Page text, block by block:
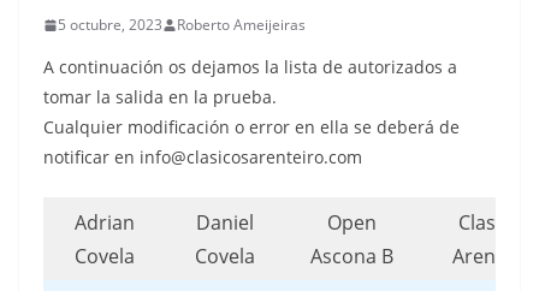
5 octubre, 2023 Roberto Ameijeiras
A continuación os dejamos la lista de autorizados a
tomar la salida en la prueba.
Cualquier modificación o error en ella se deberá de
notificar en info@clasicosarenteiro.com
Adrian
Covela
Daniel
Covela
Open
Ascona B
Clasicos
Arenteiro